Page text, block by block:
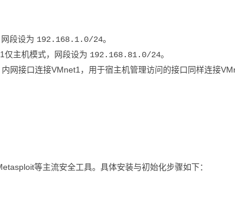
段设为 192.168.1.0/24。
仅主机模式，网段设为 192.168.81.0/24。
网接口连接VMnet1，用于宿主机管理访问的接口同样连接
等主流安全工具。具体安装与初始化步骤如下：